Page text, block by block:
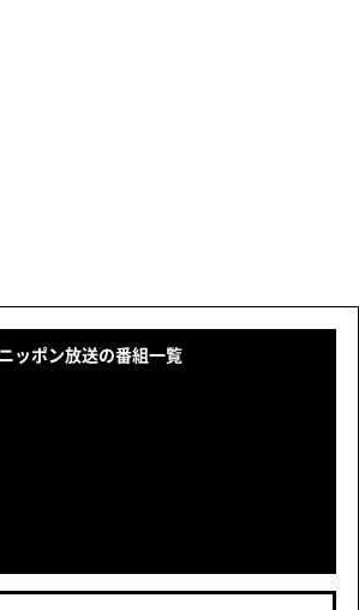
ニッポン放送の番組一覧